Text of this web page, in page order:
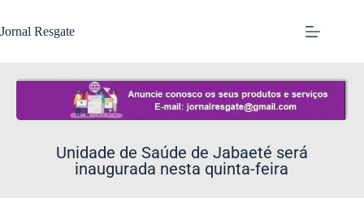
Jornal Resgate
Unidade de Saúde de Jabaeté será
inaugurada nesta quinta-feira